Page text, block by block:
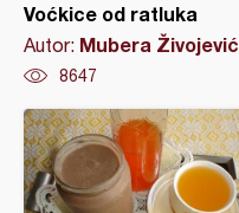
Voćkice od ratluka
Autor: Mubera Živojević
8647